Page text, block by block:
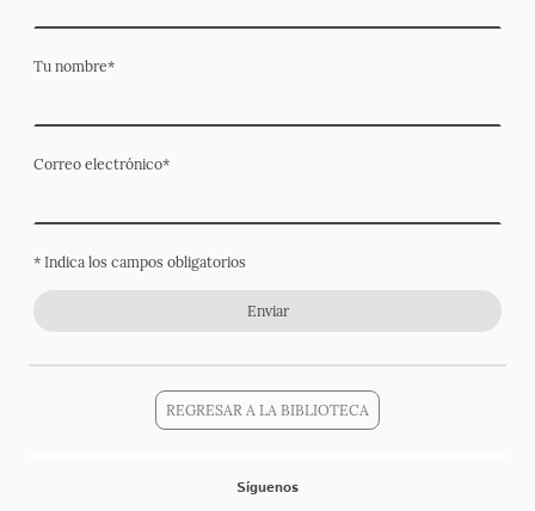
Tu nombre*
Correo electrónico*
* Indica los campos obligatorios
Enviar
REGRESAR A LA BIBLIOTECA
Síguenos